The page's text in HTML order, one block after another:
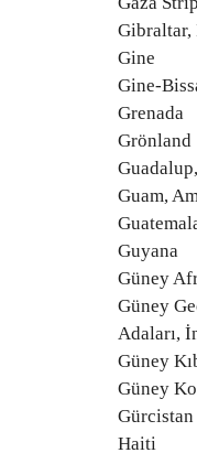
Gine
Gine-
Grenada
Grönland
Guam,
Guyana
Güney
Güney
Adaları,
Güney
Güney
Gürcistan
Haiti